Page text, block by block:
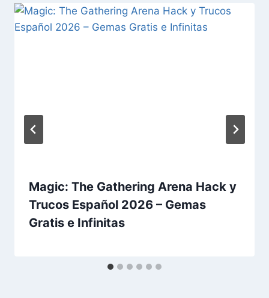
Magic: The Gathering Arena Hack y
Trucos Español 2026 – Gemas
Gratis e Infinitas